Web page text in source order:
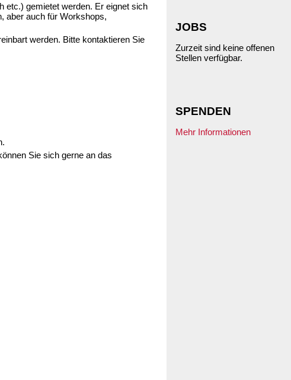
etc.) gemietet werden. Er eignet sich
aber auch für Workshops,
werden. Bitte kontaktieren Sie
Sie sich gerne an das
JOBS
Zurzeit sind keine offenen
Stellen verfügbar.
SPENDEN
Mehr Informationen